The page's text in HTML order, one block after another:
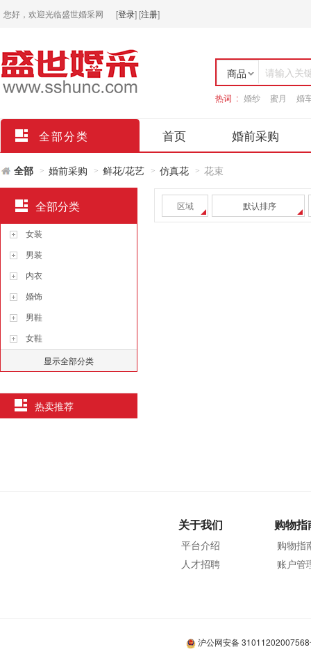
您好，欢迎光临盛世婚采网 [登录][注册]
商品
店铺
请输入关
热词 : 婚纱 蜜月 婚
全部分类 首页 婚前采购
全部 > 婚前采购 > 鲜花/花艺 > 仿真花 > 花束
区域 默认排序
全部分类
女装
男装
内衣
婚饰
男鞋
女鞋
显示全部分类
热卖推荐
关于我们
平台介绍
人才招聘
购物指
购物指
账户管
沪公网安备 31011202007568